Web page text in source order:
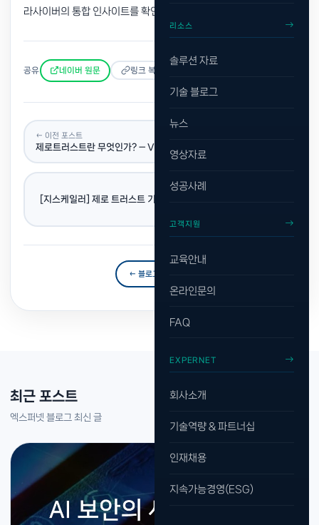
리소스
솔루션 자료
기술 블로그
뉴스
영상자료
성공사례
고객지원
교육안내
온라인문의
FAQ
EXPERNET
회사소개
기술역량 & 파트너십
인재채용
지속가능경영(ESG)
라사이버의 통합 인사이트를 확인해 보세요.
공유 네이버 원문 링크 복사
← 이전 포스트
제로트러스트란 무엇인가? — VPN을 버려야 하는 이유
[지스케일러] 제로 트러스트 기반 AI 보안 플랫폼: 기업을 위한 사
← 블로그 목록으로
최근 포스트
엑스퍼넷 블로그 최신 글